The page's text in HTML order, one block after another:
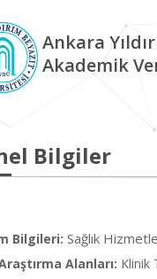
Ankara
Akademik
Bilgiler
Bilgileri: Sağlık
Alanları: Klinik